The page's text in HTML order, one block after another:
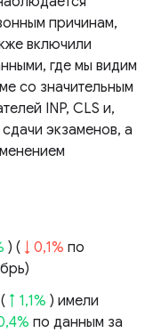
причинам,
включили
где мы видим
со значительным
INP, CLS и,
экзаменов, а
) ( ↓ 0,1% по
↑ 1,1% ) имели
по данным за